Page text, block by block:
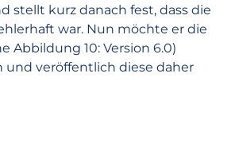
stellt kurz danach fest, dass die
war. Nun möchte er die
Abbildung 10: Version 6.0)
und veröffentlich diese daher